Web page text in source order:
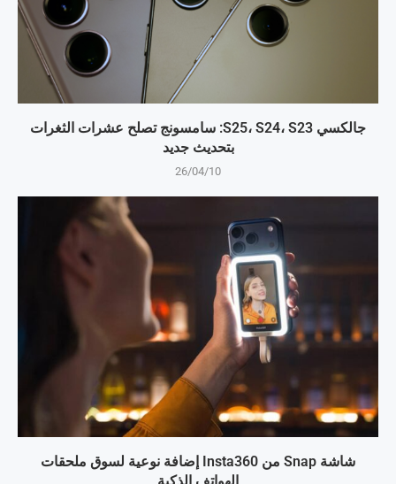
جالكسي S25، S24، S23: سامسونج تصلح عشرات الثغرات
بتحديث جديد
26/04/10
شاشة Snap من Insta360 إضافة نوعية لسوق ملحقات